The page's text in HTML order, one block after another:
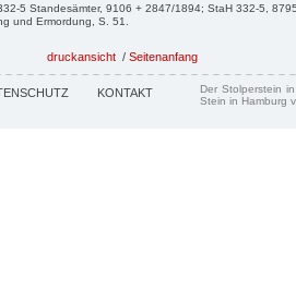
5 Standesämter, 9106 + 2847/1894; StaH 332-5,
und Ermordung, S. 51.
druckansicht / Seitenanfang
KONTAKT
Der Stolperstein
Stein in Hamburg